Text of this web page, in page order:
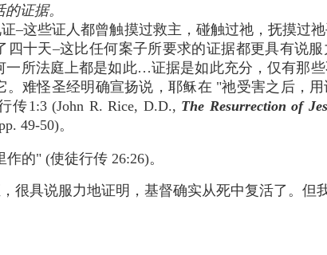
证据。
这些证人都曾触摸过救主，碰触过祂，抚摸过
四十天–这比任何案子所要求的证据都更具有说
一所法庭上都是如此…证据是如此充分，仅有那
。难怪圣经明确宣扬说，耶稣在 "祂受害之后，
1:3 (John R. Rice, D.D., The Resurrection of
49-50)。
的" (使徒行传 26:26)。
很具说服力地证明，基督确实从死中复活了。但